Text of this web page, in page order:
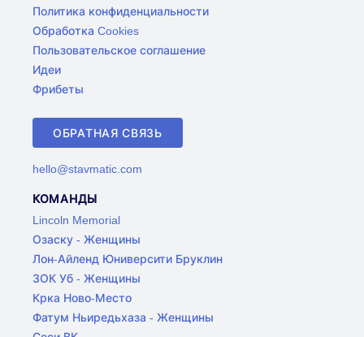
Политика конфиденциальности
Обработка Cookies
Пользовательское соглашение
Идеи
Фрибеты
ОБРАТНАЯ СВЯЗЬ
hello@stavmatic.com
КОМАНДЫ
Lincoln Memorial
Озаску - Женщины
Лон-Айленд Юниверсити Бруклин
ЗОК Уб - Женщины
Крка Ново-Место
Фатум Ньиредьхаза - Женщины